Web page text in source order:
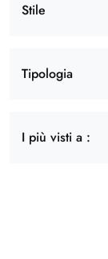
Stile
Tipologia
I più visti a :